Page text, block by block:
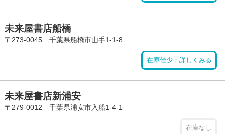
未来屋書店船橋
〒273-0045 千葉県船橋市山手1-1-8
在庫僅少：詳しくみる
未来屋書店新浦安
〒279-0012 千葉県浦安市入船1-4-1
在庫なし